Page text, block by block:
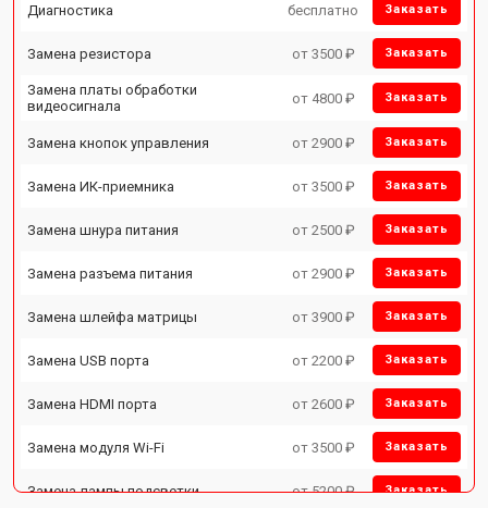
Диагностика бесплатно Заказать
Замена резистора от 3500 ₽ Заказать
Замена платы обработки
видеосигнала
от 4800 ₽ Заказать
Замена кнопок управления от 2900 ₽ Заказать
Замена ИК-приемника от 3500 ₽ Заказать
Замена шнура питания от 2500 ₽ Заказать
Замена разъема питания от 2900 ₽ Заказать
Замена шлейфа матрицы от 3900 ₽ Заказать
Замена USB порта от 2200 ₽ Заказать
Замена HDMI порта от 2600 ₽ Заказать
Замена модуля Wi-Fi от 3500 ₽ Заказать
Замена лампы подсветки от 5200 ₽ Заказать